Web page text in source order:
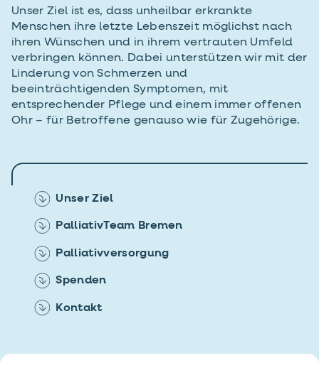
Unser Ziel ist es, dass unheilbar erkrankte
Menschen ihre letzte Lebenszeit möglichst nach
ihren Wünschen und in ihrem vertrauten Umfeld
verbringen können. Dabei unterstützen wir mit der
Linderung von Schmerzen und
beeinträchtigenden Symptomen, mit
entsprechender Pflege und einem immer offenen
Ohr – für Betroffene genauso wie für Zugehörige.
Unser Ziel
PalliativTeam Bremen
Palliativversorgung
Spenden
Kontakt